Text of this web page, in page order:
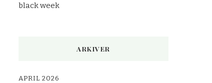
black week
ARKIVER
APRIL 2026